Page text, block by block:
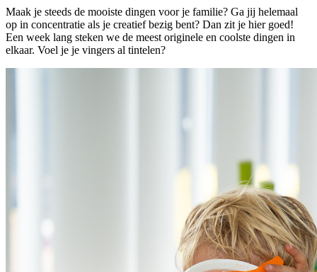
Maak je steeds de mooiste dingen voor je familie? Ga jij helemaal
op in concentratie als je creatief bezig bent? Dan zit je hier goed!
Een week lang steken we de meest originele en coolste dingen in
elkaar. Voel je je vingers al tintelen?